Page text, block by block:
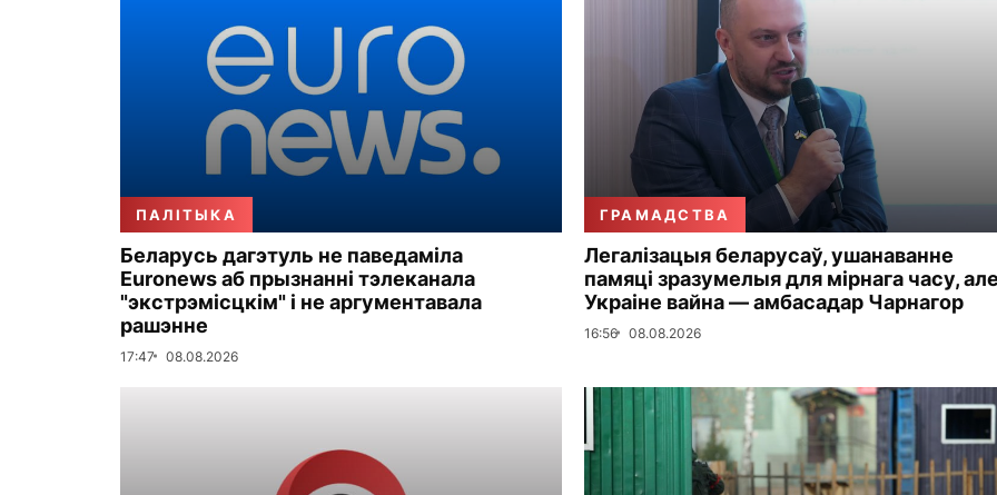
ПАЛІТЫКА
Беларусь дагэтуль не паведаміла
Euronews аб прызнанні тэлеканала
"экстрэмісцкім" і не аргументавала
рашэнне
17:47 08.08.2026
ГРАМАДСТВА
Легалізацыя беларусаў, ушанаванне
памяці зразумелыя для мірнага часу,
Украіне вайна — амбасадар Чарнагор
16:56 08.08.2026